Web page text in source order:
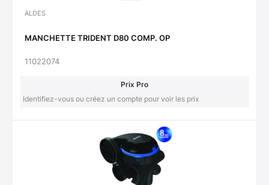
ALDES
MANCHETTE TRIDENT D80 COMP. OP
11022074
Prix Pro
Identifiez-vous ou créez un compte pour voir les prix